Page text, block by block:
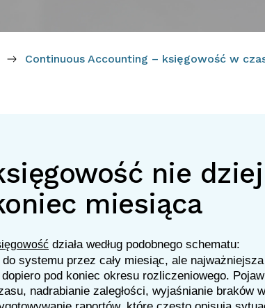
Continuous Accounting – księgowość w
nie
miesiąca
działa według podobnego schematu:
systemu przez cały miesiąc, ale najważniejsza
pod koniec okresu rozliczeniowego.
nadrabianie zaległości, wyjaśnianie braków w